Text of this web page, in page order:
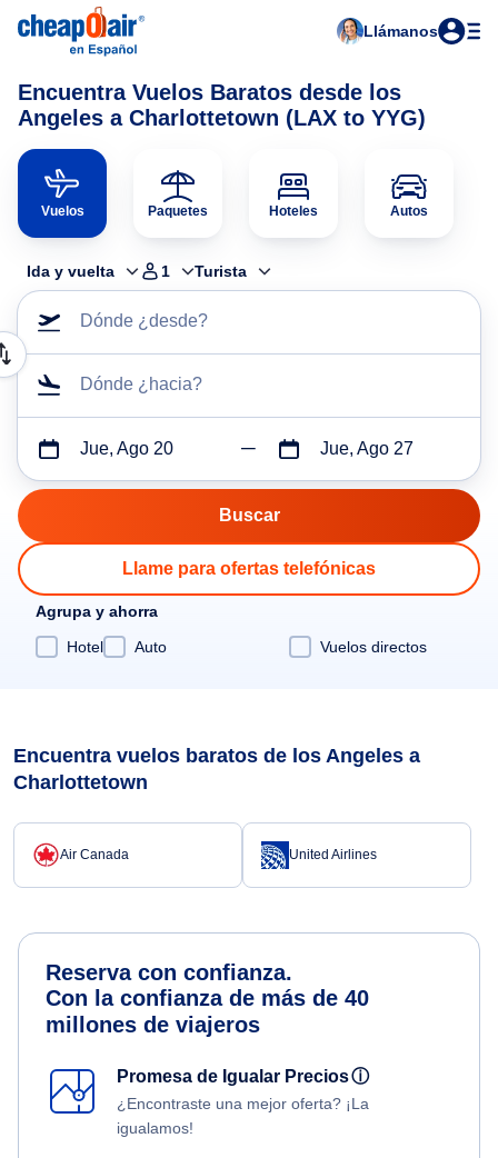
Llámanos
Encuentra Vuelos Baratos desde los
Angeles a Charlottetown (LAX to YYG)
Vuelos Paquetes Hoteles Autos
Ida y vuelta 1 Turista
Dónde ¿desde?
Dónde ¿hacia?
Jue, Ago 20 Jue, Ago 27
Llame para ofertas telefónicas
Agrupa y ahorra
Hotel
Auto Vuelos directos
Encuentra vuelos baratos de los Angeles a
Charlottetown
Air Canada United Airlines
Reserva con confianza.
Con la confianza de más de 40
millones de viajeros
Promesa de Igualar Preciosⓘ
¿Encontraste una mejor oferta? ¡La
igualamos!